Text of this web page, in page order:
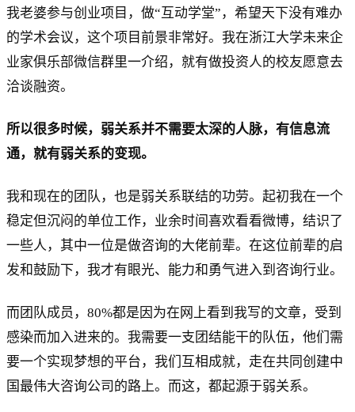
我老婆参与创业项目，做“互动学堂”，希望天下没有难办
的学术会议，这个项目前景非常好。我在浙江大学未来企
业家俱乐部微信群里一介绍，就有做投资人的校友愿意去
洽谈融资。
所以很多时候，弱关系并不需要太深的人脉，有信息流
通，就有弱关系的变现。
我和现在的团队，也是弱关系联结的功劳。起初我在一个
稳定但沉闷的单位工作，业余时间喜欢看看微博，结识了
一些人，其中一位是做咨询的大佬前辈。在这位前辈的启
发和鼓励下，我才有眼光、能力和勇气进入到咨询行业。
而团队成员，80%都是因为在网上看到我写的文章，受到
感染而加入进来的。我需要一支团结能干的队伍，他们需
要一个实现梦想的平台，我们互相成就，走在共同创建中
国最伟大咨询公司的路上。而这，都起源于弱关系。